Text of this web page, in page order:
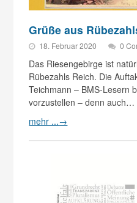
Grüße aus
18. Februar 2020 0
Das Riesengebirge ist
Rübezahls Reich. Die
Teichmann – BMS-Lesern
vorzustellen – denn auch…
mehr ...→